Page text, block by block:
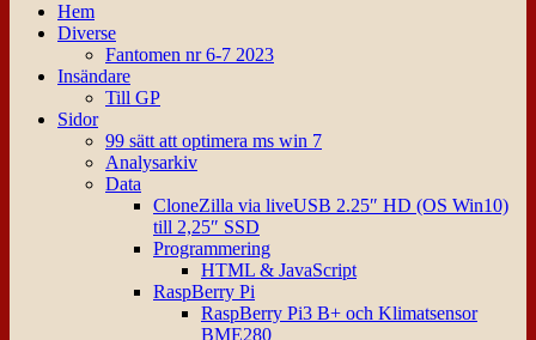
Hem
Diverse
Fantomen nr 6-7 2023
Insändare
Till GP
Sidor
99 sätt att optimera ms win 7
Analysarkiv
Data
CloneZilla via liveUSB 2.25″ HD (OS Win10)
till 2,25″ SSD
Programmering
HTML & JavaScript
RaspBerry Pi
RaspBerry Pi3 B+ och Klimatsensor
BME280